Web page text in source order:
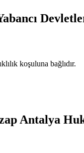
koşuluna bağlıdır.
Antalya